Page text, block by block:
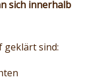
sich innerhalb
geklärt sind: